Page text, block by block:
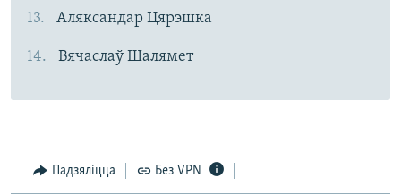
Аляксандар Цярэшка
Вячаслаў Шалямет
Падзяліцца Без VPN